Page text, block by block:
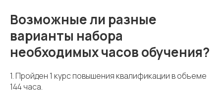
Возможные ли разные
варианты набора
необходимых часов обучения?
1. Пройден 1 курс повышения квалификации в объеме
144 часа.